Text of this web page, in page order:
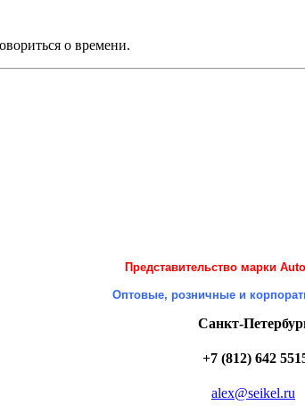
о времени.
Представительство марки
Оптовые, розничные и
Санкт-
+7 (812) 642
alex@seikel.ru